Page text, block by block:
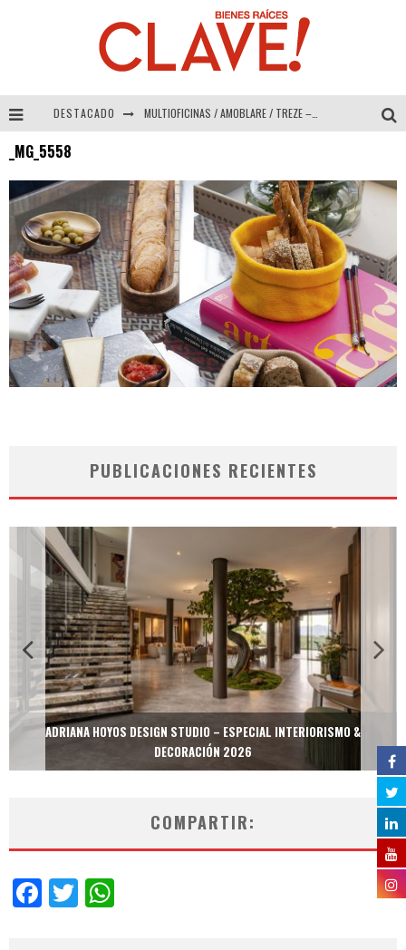
DESTACADO MULTIOFICINAS / AMOBLARE / TREZE – Especial Interiorismo & Decoración 2026
COLINEAL – Especial Interiorismo & Decoración 2026
ADRIANA HOYOS DESIGN STUDIO – Especial Interiorismo & Decoración 2026
_MG_5558
PUBLICACIONES RECIENTES
ADRIANA HOYOS DESIGN STUDIO – ESPECIAL INTERIORISMO &
DECORACIÓN 2026
COMPARTIR:
Facebook
Twitter